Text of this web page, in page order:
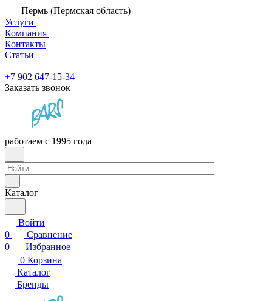
Пермь (Пермская область)
Услуги
Компания
Контакты
Статьи
+7 902 647-15-34
Заказать звонок
работаем с 1995 года
Каталог
Войти
0
Сравнение
0
Избранное
0 Корзина
Каталог
Бренды